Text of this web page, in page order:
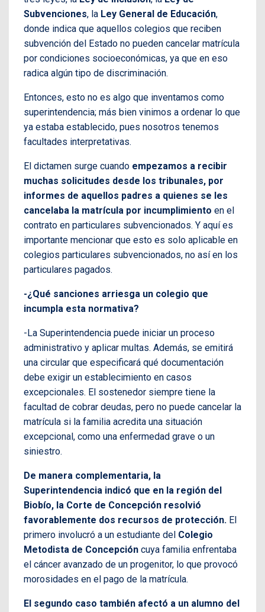
Subvenciones, la Ley General de Educación,
donde indica que aquellos colegios que reciben
subvención del Estado no pueden cancelar matrícula
por condiciones socioeconómicas, ya que en eso
radica algún tipo de discriminación.
Entonces, esto no es algo que inventamos como
superintendencia; más bien vinimos a ordenar lo que
ya estaba establecido, pues nosotros tenemos
facultades interpretativas.
El dictamen surge cuando empezamos a recibir
muchas solicitudes desde los tribunales, por
informes de aquellos padres a quienes se les
cancelaba la matrícula por incumplimiento en el
contrato en particulares subvencionados. Y aquí es
importante mencionar que esto es solo aplicable en
colegios particulares subvencionados, no así en los
particulares pagados.
-¿Qué sanciones arriesga un colegio que
incumpla esta normativa?
-La Superintendencia puede iniciar un proceso
administrativo y aplicar multas. Además, se emitirá
una circular que especificará qué documentación
debe exigir un establecimiento en casos
excepcionales. El sostenedor siempre tiene la
facultad de cobrar deudas, pero no puede cancelar la
matrícula si la familia acredita una situación
excepcional, como una enfermedad grave o un
siniestro.
De manera complementaria, la
Superintendencia indicó que en la región del
Biobío, la Corte de Concepción resolvió
favorablemente dos recursos de protección. El
primero involucró a un estudiante del Colegio
Metodista de Concepción cuya familia enfrentaba
el cáncer avanzado de un progenitor, lo que provocó
morosidades en el pago de la matrícula.
El segundo caso también afectó a un alumno del